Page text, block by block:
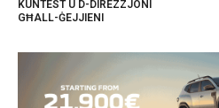
KUNTEST U D-DIREZZJONI
GĦALL-ĠEJJIENI